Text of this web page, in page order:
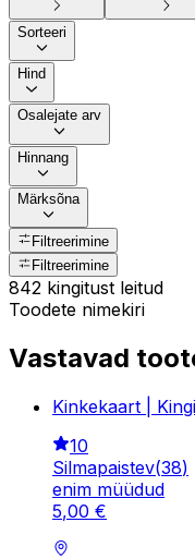
Sorteeri
Hind
Osalejate arv
Hinnang
Märksõna
Filtreerimine
Filtreerimine
842 kingitust leitud
Toodete nimekiri
Vastavad
Kinkekaart |
10
Silmapaistev(38)
enim müüdud
5,00 €